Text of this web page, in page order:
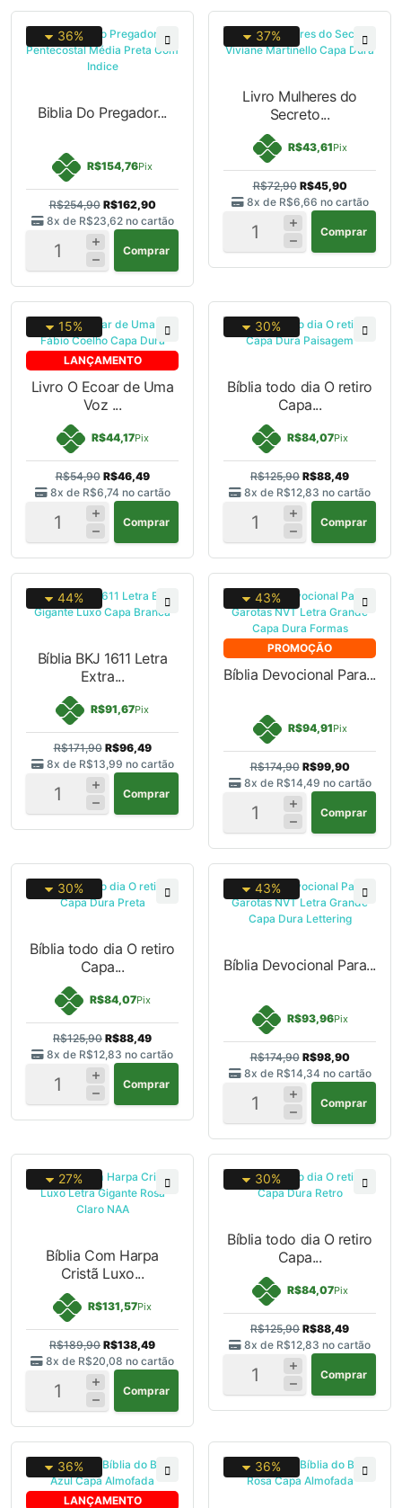
36%
Biblia Do Pregador...
R$154,76Pix
R$254,90 R$162,90
8x de R$23,62 no cartão
Comprar
37%
Livro Mulheres do
Secreto...
R$43,61Pix
R$72,90 R$45,90
8x de R$6,66 no cartão
Comprar
LANÇAMENTO
15%
Livro O Ecoar de Uma
Voz ...
R$44,17Pix
R$54,90 R$46,49
8x de R$6,74 no cartão
Comprar
30%
Bíblia todo dia O retiro
Capa...
R$84,07Pix
R$125,90 R$88,49
8x de R$12,83 no cartão
Comprar
44%
Bíblia BKJ 1611 Letra
Extra...
R$91,67Pix
R$171,90 R$96,49
8x de R$13,99 no cartão
Comprar
PROMOÇÃO
43%
Bíblia Devocional Para...
R$94,91Pix
R$174,90 R$99,90
8x de R$14,49 no cartão
Comprar
30%
Bíblia todo dia O retiro
Capa...
R$84,07Pix
R$125,90 R$88,49
8x de R$12,83 no cartão
Comprar
43%
Bíblia Devocional Para...
R$93,96Pix
R$174,90 R$98,90
8x de R$14,34 no cartão
Comprar
27%
Bíblia Com Harpa
Cristã Luxo...
R$131,57Pix
R$189,90 R$138,49
8x de R$20,08 no cartão
Comprar
30%
Bíblia todo dia O retiro
Capa...
R$84,07Pix
R$125,90 R$88,49
8x de R$12,83 no cartão
Comprar
LANÇAMENTO
36% 36%